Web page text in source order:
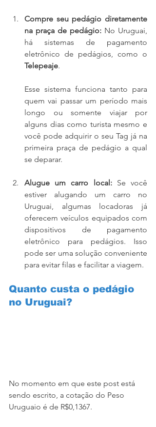
Compre seu pedágio diretamente
na praça de pedágio: No Uruguai,
há sistemas de pagamento
Telepeaje.
Esse sistema funciona tanto para
quem vai passar um período mais
longo ou somente viajar por
alguns dias como turista mesmo e
você pode adquirir o seu Tag já na
primeira praça de pedágio a qual
se deparar.
Alugue um carro local: Se você
estiver alugando um carro no
Uruguai, algumas locadoras já
oferecem veículos equipados com
dispositivos de pagamento
eletrônico para pedágios. Isso
pode ser uma solução conveniente
para evitar filas e facilitar a viagem.
Quanto custa o pedágio
no Uruguai?
No momento em que este post está
sendo escrito, a cotação do Peso
Uruguaio é de R$0,1367.